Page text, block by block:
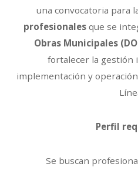
una convocatoria para
profesionalesque se
Obras Municipales
fortalecer la gestión
implementación y
Perfil
Se buscan